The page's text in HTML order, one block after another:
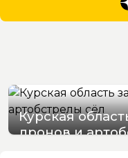
Курская
дронов и